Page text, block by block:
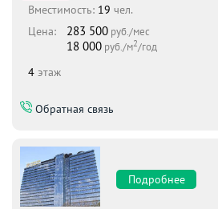
Вместимоcть: 19 чел.
Цена:
283 500 руб./мес
18 000 руб./м2/год
4 этаж
Обратная связь
Подробнее